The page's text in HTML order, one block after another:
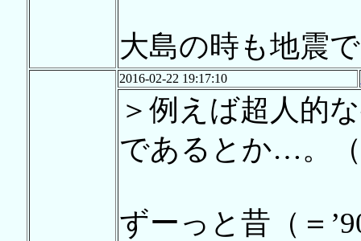
大島の時も地震
2016-02-22 19:17:10
＞例えば超人的
であるとか…。
ずーっと昔（＝